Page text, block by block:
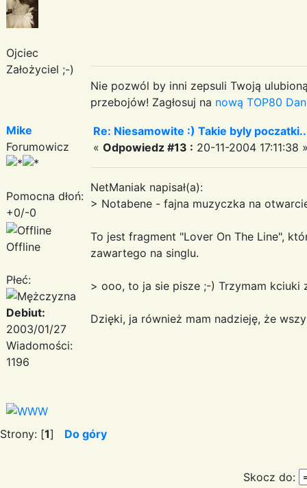
Ojciec
Założyciel ;-)
Nie pozwól by inni zepsuli Twoją
przebojów! Zagłosuj na nową TOP80
Mike
Forumowicz
Pomocna dłoń:
+0/-0
Offline
Płeć:
Debiut:
2003/01/27
Wiadomości:
1196
Re: Niesamowite :) Takie byly
« Odpowiedz #13 : 20-11-2004 17:11:38
NetManiak napisał(a):
> Notabene - fajna muzyczka na
To jest fragment "Lover On The Line",
zawartego na singlu.
> ooo, to ja sie pisze ;-) Trzymam kciuki
Dzięki, ja również mam nadzieję, że
Strony: [1] Do góry
Skocz do: